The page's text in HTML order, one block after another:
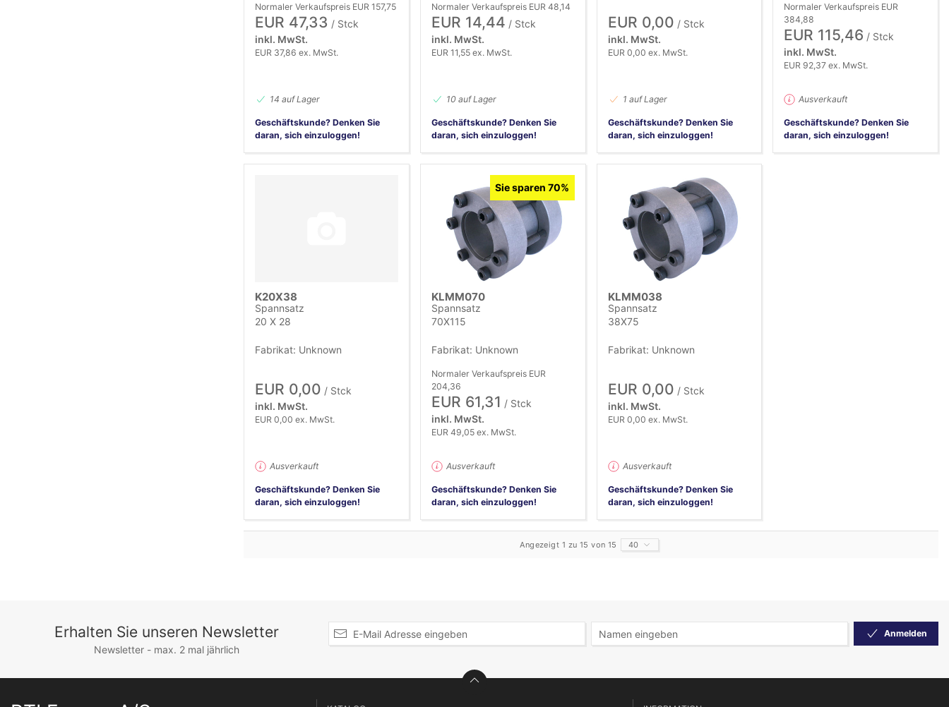
Normaler Verkaufspreis EUR 157,75
EUR 47,33 / Stck
inkl. MwSt.
EUR 37,86 ex. MwSt.
14 auf Lager
Geschäftskunde? Denken Sie
daran, sich einzuloggen!
Normaler Verkaufspreis EUR 48,14
EUR 14,44 / Stck
inkl. MwSt.
EUR 11,55 ex. MwSt.
10 auf Lager
Geschäftskunde? Denken Sie
daran, sich einzuloggen!
EUR 0,00 / Stck
inkl. MwSt.
EUR 0,00 ex. MwSt.
1 auf Lager
Geschäftskunde? Denken Sie
daran, sich einzuloggen!
Normaler Verkaufspreis EUR
384,88
EUR 115,46 / Stck
inkl. MwSt.
EUR 92,37 ex. MwSt.
Ausverkauft
Geschäftskunde? Denken Sie
daran, sich einzuloggen!
K20X38
Spannsatz
20 X 28
Fabrikat: Unknown
EUR 0,00 / Stck
inkl. MwSt.
EUR 0,00 ex. MwSt.
Ausverkauft
Geschäftskunde? Denken Sie
daran, sich einzuloggen!
Sie sparen 70%
KLMM070
Spannsatz
70X115
Fabrikat: Unknown
Normaler Verkaufspreis EUR
204,36
EUR 61,31 / Stck
inkl. MwSt.
EUR 49,05 ex. MwSt.
Ausverkauft
Geschäftskunde? Denken Sie
daran, sich einzuloggen!
KLMM038
Spannsatz
38X75
Fabrikat: Unknown
EUR 0,00 / Stck
inkl. MwSt.
EUR 0,00 ex. MwSt.
Ausverkauft
Geschäftskunde? Denken Sie
daran, sich einzuloggen!
Angezeigt 1 zu 15 von 15 40
Erhalten Sie unseren Newsletter
Newsletter - max. 2 mal jährlich
Anmelden